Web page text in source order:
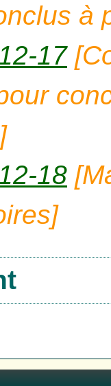
à
17
18